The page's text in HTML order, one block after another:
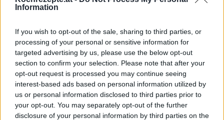
Information
If you wish to opt-out of the sale, sharing to third parties, or
processing of your personal or sensitive information for
targeted advertising by us, please use the below opt-out
section to confirm your selection. Please note that after your
opt-out request is processed you may continue seeing
interest-based ads based on personal information utilized by
us or personal information disclosed to third parties prior to
your opt-out. You may separately opt-out of the further
disclosure of your personal information by third parties on the
Leicht
Kohlsprossen Quiche
Leicht
Couscous-Rosenkohl Pfanne